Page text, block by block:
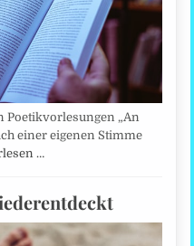
Poetikvorlesungen „An
einer eigenen Stimme
…